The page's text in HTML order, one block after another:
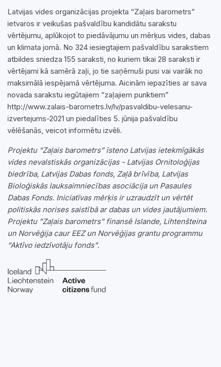
Latvijas vides organizācijas projekta “Zaļais barometrs”
ietvaros ir veikušas pašvaldību kandidātu sarakstu
vērtējumu, aplūkojot to piedāvājumu un mērķus vides, dabas
un klimata jomā. No 324 iesiegtajiem pašvaldību sarakstiem
atbildes sniedza 155 saraksti, no kuriem tikai 28 saraksti ir
vērtējami kā samērā zaļi, jo tie saņēmuši pusi vai vairāk no
maksimālā iespējamā vērtējuma. Aicinām iepazīties ar sava
novada sarakstu iegūtajiem “zaļajiem punktiem”
http://www.zalais-barometrs.lv/lv/pasvaldibu-velesanu-
izvertejums-2021 un piedalīties 5. jūnija pašvaldību
vēlēšanās, veicot informētu izvēli.
Projektu “Zaļais barometrs” īsteno Latvijas ietekmīgākās
vides nevalstiskās organizācijas - Latvijas Ornitoloģijas
biedrība, Latvijas Dabas fonds, Zaļā brīvība, Latvijas
Bioloģiskās lauksaimniecības asociācija un Pasaules
Dabas Fonds. Iniciatīvas mērķis ir uzraudzīt un vērtēt
politiskās norises saistībā ar dabas un vides jautājumiem.
Projektu ”Zaļais barometrs” finansē Islande, Lihtenšteina
un Norvēģija caur EEZ un Norvēģijas grantu programmu
“Aktīvo iedzīvotāju fonds”.